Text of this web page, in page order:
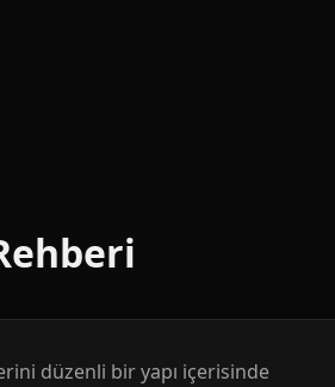
düzenli bir yapı içerisinde